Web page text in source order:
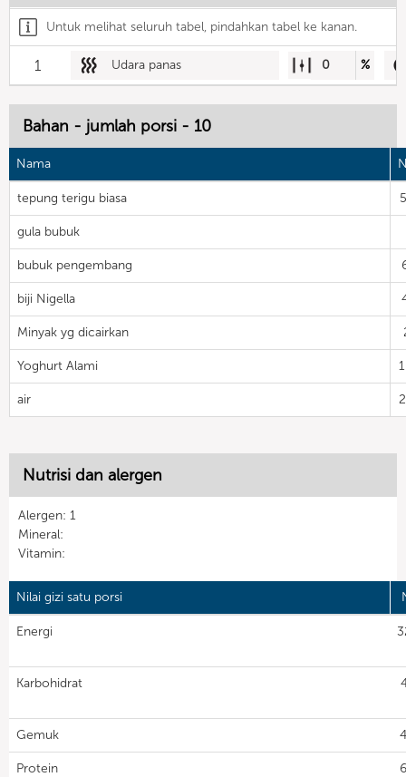
Untuk melihat seluruh tabel, pindahkan tabel ke kanan.
1 Udara panas 0 %
Bahan - jumlah porsi - 10
Nama
tepung terigu biasa
gula bubuk
bubuk pengembang
biji Nigella
Minyak yg dicairkan
Yoghurt Alami
air
Nutrisi dan alergen
Alergen: 1
Mineral:
Vitamin:
Nilai gizi satu porsi
Energi
Karbohidrat
Gemuk
Protein